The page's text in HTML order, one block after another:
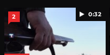
0:32
2